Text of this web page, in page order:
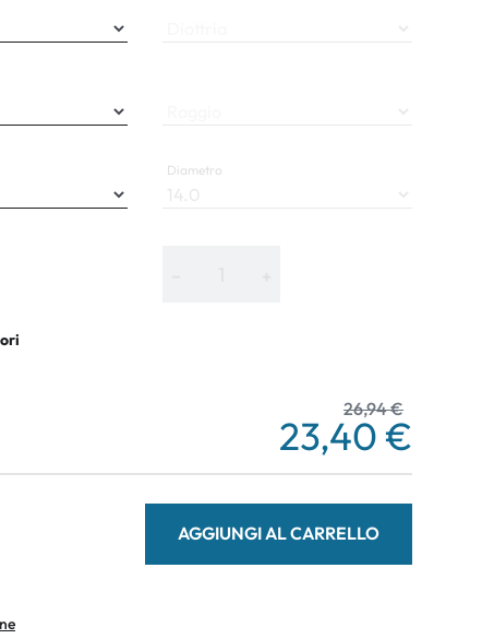
Diametro
26,94 €
23,40 €
AGGIUNGI AL CARRELLO